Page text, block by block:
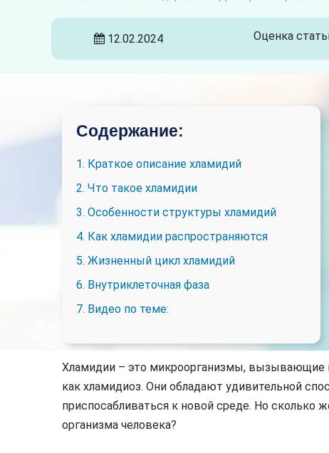
12.02.2024 Оценка
Содержание:
1. Краткое описание хламидий
2. Что такое хламидии
3. Особенности структуры хламидий
4. Как хламидии распространяются
5. Жизненный цикл хламидий
6. Внутриклеточная фаза
7. Видео по теме:
Хламидии – это микроорганизмы, вызывающие
как хламидиоз. Они обладают удивительной
приспосабливаться к новой среде. Но сколько
организма человека?